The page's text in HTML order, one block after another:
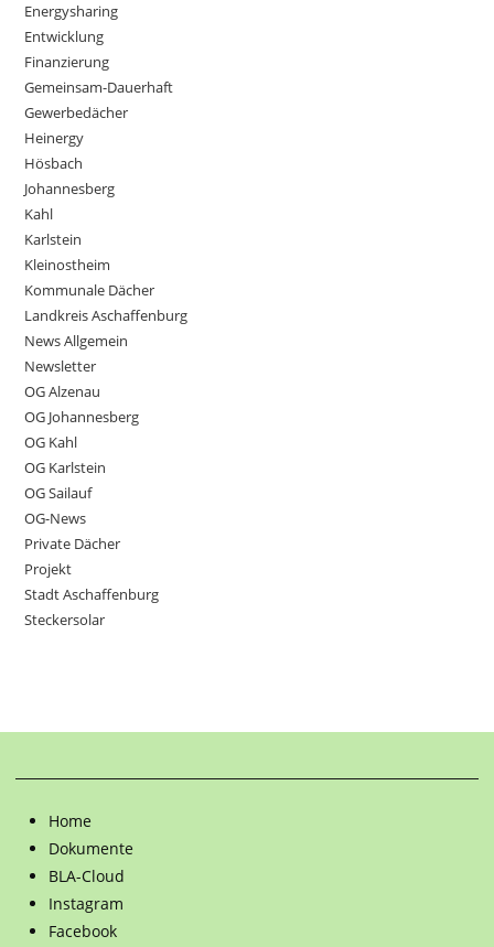
Energysharing
Entwicklung
Finanzierung
Gemeinsam-Dauerhaft
Gewerbedächer
Heinergy
Hösbach
Johannesberg
Kahl
Karlstein
Kleinostheim
Kommunale Dächer
Landkreis Aschaffenburg
News Allgemein
Newsletter
OG Alzenau
OG Johannesberg
OG Kahl
OG Karlstein
OG Sailauf
OG-News
Private Dächer
Projekt
Stadt Aschaffenburg
Steckersolar
Home
Dokumente
BLA-Cloud
Instagram
Facebook